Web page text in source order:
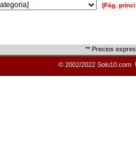
[Pág.
** Precios
© 2002/2022 Solo10.com